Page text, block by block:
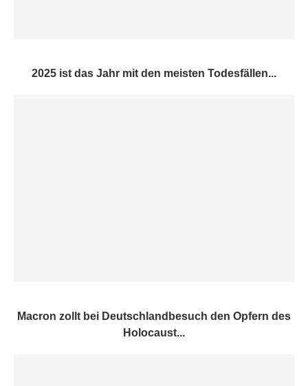
2025 ist das Jahr mit den meisten Todesfällen...
Macron zollt bei Deutschlandbesuch den Opfern des
Holocaust...